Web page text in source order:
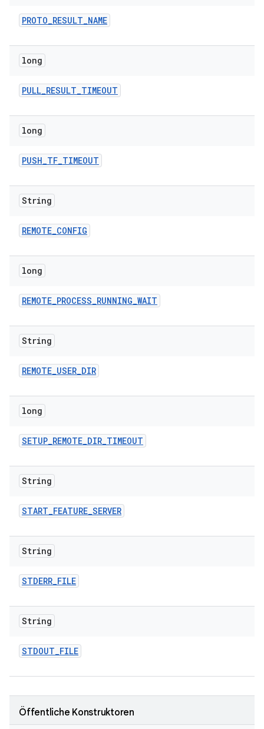
PROTO_RESULT_NAME
long
PULL_RESULT_TIMEOUT
long
PUSH_TF_TIMEOUT
String
REMOTE_CONFIG
long
REMOTE_PROCESS_RUNNING_WAIT
String
REMOTE_USER_DIR
long
SETUP_REMOTE_DIR_TIMEOUT
String
START_FEATURE_SERVER
String
STDERR_FILE
String
STDOUT_FILE
Öffentliche Konstruktoren